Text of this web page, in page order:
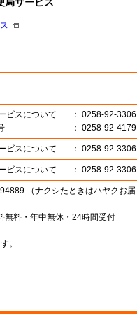
局サービス
ビスについて
： 0258-92-3306
： 0258-92-4179
ビスについて ： 0258-92-3306
ビスについて ： 0258-92-3306
（ナクシたときはハヤクお届
無料・年中無休・24時間受付
。